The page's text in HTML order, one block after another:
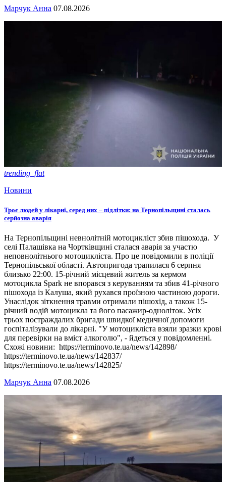
Марчук Анна 07.08.2026
trending_flat
Новини
Троє людей у лікарні, серед них – підлітки: на Тернопільщині сталась
серйозна аварія
На Тернопільщині невнолітній мотоцикліст збив пішохода. У
селі Палашівка на Чортківщині сталася аварія за участю
неповнолітнього мотоцикліста. Про це повідомили в поліції
Тернопільської області. Автопригода трапилася 6 серпня
близько 22:00. 15-річний місцевий житель за кермом
мотоцикла Spark не впорався з керуванням та збив 41-річного
пішохода із Калуша, який рухався проїзною частиною дороги.
Унаслідок зіткнення травми отримали пішохід, а також 15-
річний водій мотоцикла та його пасажир-одноліток. Усіх
трьох постраждалих бригади швидкої медичної допомоги
госпіталізували до лікарні. "У мотоцикліста взяли зразки крові
для перевірки на вміст алкоголю", - йдеться у повідомленні.
Схожі новини: https://terminovo.te.ua/news/142898/
https://terminovo.te.ua/news/142837/
https://terminovo.te.ua/news/142825/
Марчук Анна 07.08.2026